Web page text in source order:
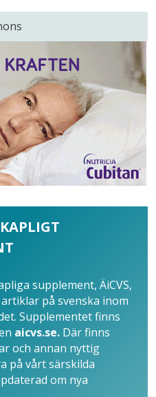
supplement, ÄiCVS,
på svenska inom
Supplementet finns
aicvs.se. Där finns
och annan nyttig
på vårt särskilda
om nya